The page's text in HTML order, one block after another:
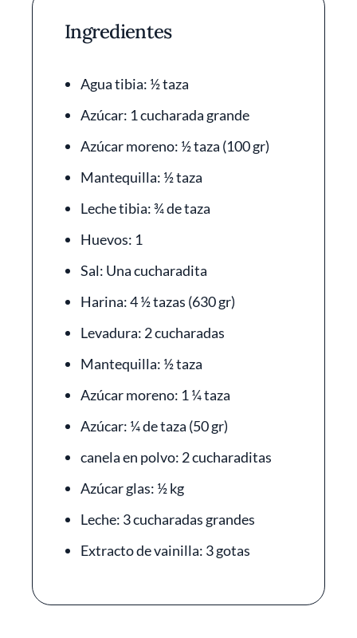
Ingredientes
Agua tibia: ½ taza
Azúcar: 1 cucharada grande
Azúcar moreno: ½ taza (100 gr)
Mantequilla: ½ taza
Leche tibia: ¾ de taza
Huevos: 1
Sal: Una cucharadita
Harina: 4 ½ tazas (630 gr)
Levadura: 2 cucharadas
Mantequilla: ½ taza
Azúcar moreno: 1 ¼ taza
Azúcar: ¼ de taza (50 gr)
canela en polvo: 2 cucharaditas
Azúcar glas: ½ kg
Leche: 3 cucharadas grandes
Extracto de vainilla: 3 gotas